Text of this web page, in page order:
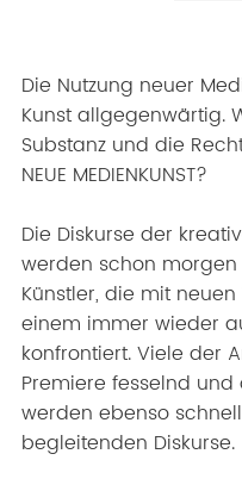
Die Nutzung neuer
Kunst allgegenwärtig.
Substanz und die
NEUE MEDIENKUNST?
Die Diskurse der
werden schon
Künstler, die mit
einem immer wieder
konfrontiert. Viele der
Premiere fesselnd
werden ebenso
begleitenden Diskurse.